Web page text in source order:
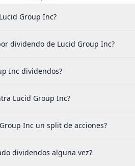
Group Inc?
dividendo de Lucid Group Inc?
Inc dividendos?
Lucid Group Inc?
Inc un split de acciones?
dividendos alguna vez?